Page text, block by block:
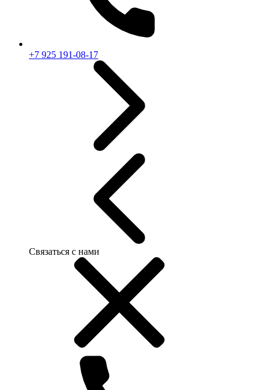
+7 925 191-08-17
Связаться с нами